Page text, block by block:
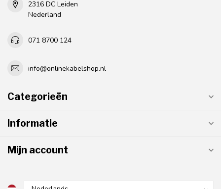
2316 DC Leiden
Nederland
071 8700 124
info@onlinekabelshop.nl
Categorieën
Informatie
Mijn account